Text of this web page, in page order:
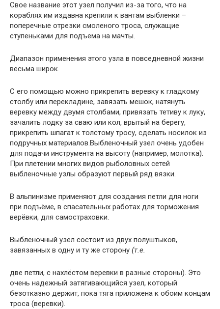
Свое название этот узел получил из-за того, что на
кораблях им издавна крепили к вантам выбленки –
поперечные отрезки смоленого троса, служащие
ступеньками для подъема на мачты.
Диапазон применения этого узла в повседневной жизни
весьма широк.
С его помощью можно прикрепить веревку к гладкому
столбу или перекладине, завязать мешок, натянуть
веревку между двумя столбами, привязать тетиву к луку,
зачалить лодку за сваю или кол, врытый на берегу,
прикрепить шпагат к толстому тросу, сделать носилок из
подручных материалов.Выбленочный узел очень удобен
для подачи инструмента на высоту (например, молотка).
При плетении многих видов рыболовных сетей
выбленочные узлы образуют первый ряд вязки.
В альпинизме применяют для создания петли для ноги
при подъёме, в спасательных работах для торможения
верёвки, для самостраховки.
Выбленочный узел состоит из двух полуштыков,
завязанных в одну и ту же сторону (т.е.
две петли, с нахлёстом веревки в разные стороны). Это
очень надежный затягивающийся узел, который
безотказно держит, пока тяга приложена к обоим концам
троса (веревки).